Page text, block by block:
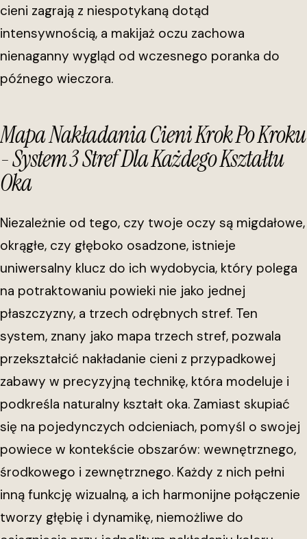
cieni zagrają z niespotykaną dotąd
intensywnością, a makijaż oczu zachowa
nienaganny wygląd od wczesnego poranka do
późnego wieczora.
Mapa Nakładania Cieni Krok Po Kroku
- System 3 Stref Dla Każdego Kształtu
Oka
Niezależnie od tego, czy twoje oczy są migdałowe,
okrągłe, czy głęboko osadzone, istnieje
uniwersalny klucz do ich wydobycia, który polega
na potraktowaniu powieki nie jako jednej
płaszczyzny, a trzech odrębnych stref. Ten
system, znany jako mapa trzech stref, pozwala
przekształcić nakładanie cieni z przypadkowej
zabawy w precyzyjną technikę, która modeluje i
podkreśla naturalny kształt oka. Zamiast skupiać
się na pojedynczych odcieniach, pomyśl o swojej
powiece w kontekście obszarów: wewnętrznego,
środkowego i zewnętrznego. Każdy z nich pełni
inną funkcję wizualną, a ich harmonijne połączenie
tworzy głębię i dynamikę, niemożliwe do